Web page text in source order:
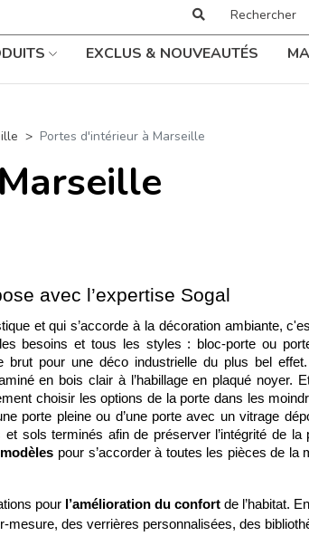
EXCLUS & NOUVEAUTÉS
Portes d'intérieur à Marseille
avec l’expertise Sogal
et qui s’accorde à la décoration ambiante,
besoins et tous les styles : bloc-porte ou
brut pour une déco industrielle du plus bel
en bois clair à l’habillage en plaqué
choisir les options de la porte dans les
porte pleine ou d’une porte avec un vitrage
sols terminés afin de préserver l’intégrité de
pour s’accorder à toutes les pièces de
pour l’amélioration du confort de l’habitat.
des verrières personnalisées, des